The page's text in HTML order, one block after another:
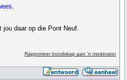
daar op die Pont Neuf.
Rapporteer boodskap aan 'n moderator